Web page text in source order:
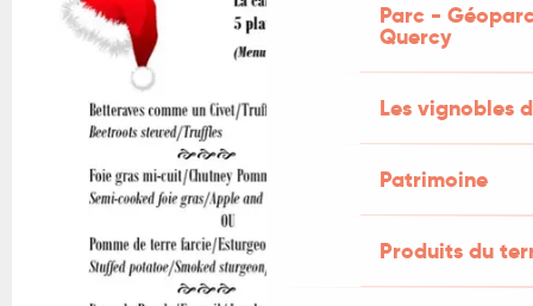
Parc -
Quercy
Les vignobles
Patrimoine
Produits du